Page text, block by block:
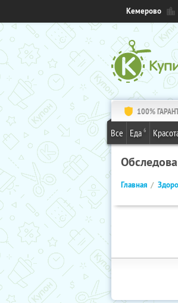
Кемерово
100%
Все Еда 6
Главная